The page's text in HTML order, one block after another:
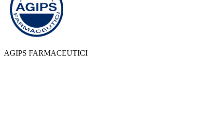
AGIPS FARMACEUTICI